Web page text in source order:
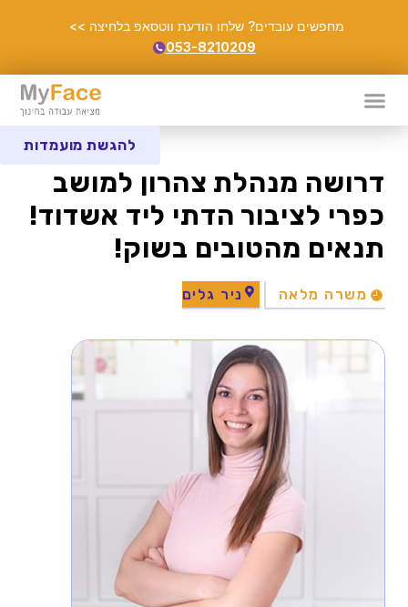
מחפשים עובדים? שלחו הודעת ווטסאפ בלחיצה >>
053-8210209
דרושה מנהלת צהרון למושב
כפרי לציבור הדתי ליד אשדוד!
תנאים מהטובים בשוק!
משרה מלאה ניר גלים
להגשת מועמדות